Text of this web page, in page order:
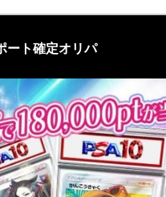
ート確定オリパ